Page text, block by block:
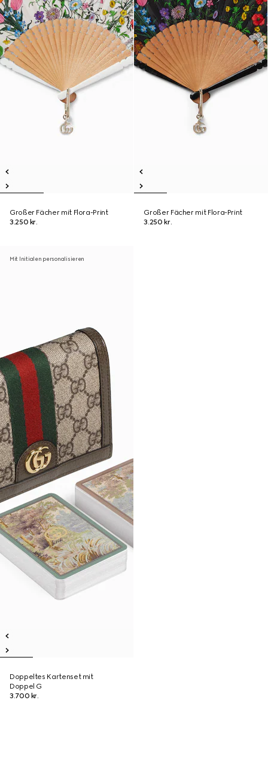
Großer Fächer mit Flora-Print
3.250 kr.
Großer Fächer mit Flora-Print
3.250 kr.
Mit Initialen personalisieren
Doppeltes Kartenset mit
Doppel G
3.700 kr.